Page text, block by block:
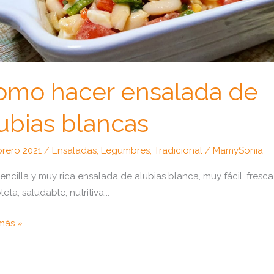
hacer ensalada de
blancas
2021/ Ensaladas, Legumbres,Tradicional / MamySonia
y muy rica ensalada de alubias blanca, muy fácil,
saludable, nutritiva,..
»